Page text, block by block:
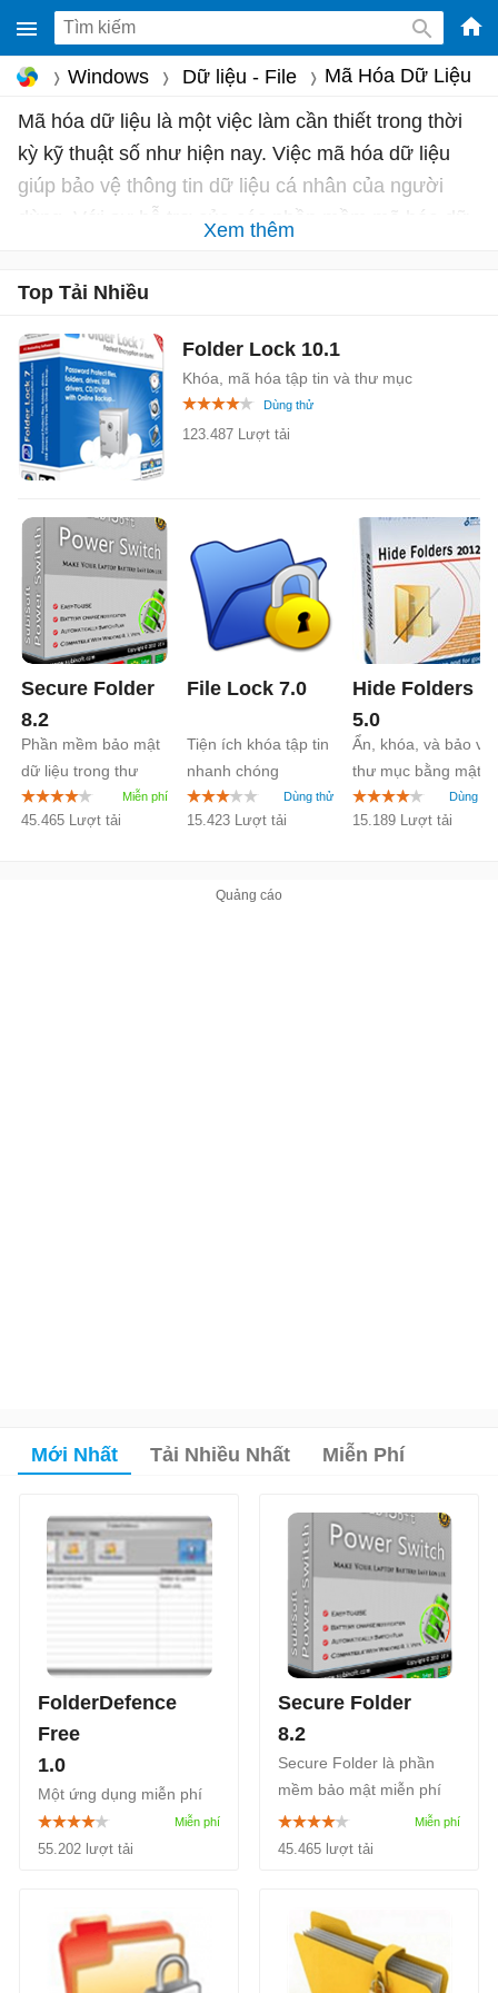
-
Windows Dữ liệu - File Mã Hóa Dữ Liệu
Mã hóa dữ liệu là một việc làm cần thiết trong thời
kỳ kỹ thuật số như hiện nay. Việc mã hóa dữ liệu
giúp bảo vệ thông tin dữ liệu cá nhân của người
dùng. Với sự hỗ trợ của các phần mềm mã hóa dữ
bạn đã hoàn toàn an toàn.
Tuy nhiên, có một điều cần cảnh báo khi sử dụng
phần mềm mã hóa và khóa dữ liệu là trước khi cài
đặt lại máy tính hoặc gỡ bỏ phần mềm mã hóa khỏi
máy tính, bạn nên giải mã hoặc bỏ khóa dữ liệu của
mình. Có rất nhiều trường hợp sau khi mã hóa dữ
bỏ khóa trước khi gỡ bỏ phần mềm thì cũng "chia
tay" luôn với dữ liệu đã mã hóa - Đây chính là điểm
bảo mật của phần mềm mã hóa.
Xem thêm
Top Tải Nhiều
Folder Lock 10.1
Khóa, mã hóa tập tin và thư mục
123.487 Lượt tải
Secure Folder
8.2
Phần mềm bảo mật
dữ liệu trong thư
mục
45.465 Lượt tải
File Lock 7.0
Tiện ích khóa tập tin
nhanh chóng
15.423 Lượt tải
Hide Folders
5.0
Ẩn, khóa, và bảo vệ
thư mục bằng mật
khẩu
15.189 Lượt tải
Mới Nhất Tải Nhiều Nhất Miễn Phí
FolderDefence
Free
1.0
Một ứng dụng miễn phí
cho phép người dùng bảo
vệ các thông tin cá nhân
vệ được cung cấp...
55.202 lượt tải
Secure Folder
8.2
Secure Folder là phần
mềm bảo mật miễn phí
đến từ hãng Subin Ninan.
Secure Folder giúp bảo
45.465 lượt tải